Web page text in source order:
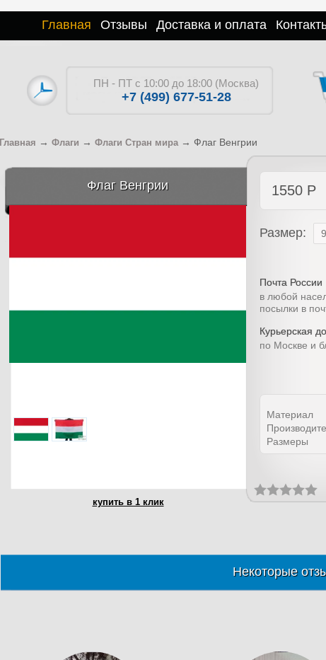
Главная Отзывы Доставка и оплата
ПН - ПТ с 10:00 до 18:00 (Москва)
+7 (499) 677-51-28
Главная → Флаги → Флаги Стран мира → Флаг Венгрии
Флаг Венгрии 1550 Р
купить в 1 клик
Размер:
Почта России
в любой
посылки в
Курьерская
по Москве и
Материал
Размеры
Некоторые